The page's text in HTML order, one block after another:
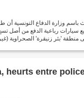
باسم وزارة الدفاع التونسية أن
سيارات رباعية الدفع من أصل
'بئر زنيقرة' الصحراوية (غير
heurts entre